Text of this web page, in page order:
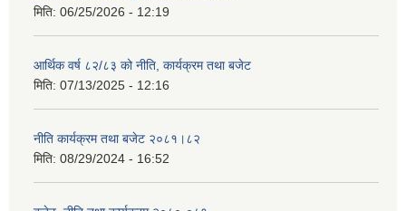
मिति: 06/25/2026 - 12:19
आर्थिक वर्ष ८२/८३ को नीति, कार्यक्रम तथा बजेट
मिति: 07/13/2025 - 12:16
नीति कार्यक्रम तथा बजेट २०८१।८२
मिति: 08/29/2024 - 16:52